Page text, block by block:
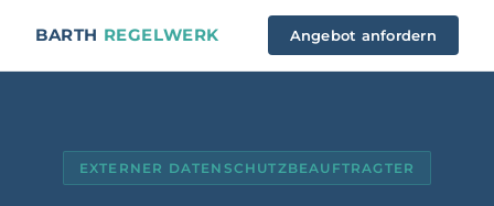
BARTH REGELWERK Angebot anfordern
EXTERNER DATENSCHUTZBEAUFTRAGTER